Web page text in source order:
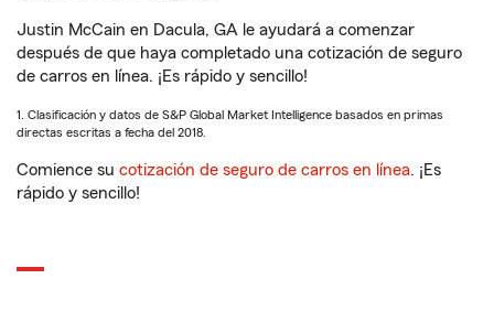
Justin McCain en Dacula, GA le ayudará a comenzar
después de que haya completado una cotización de seguro
de carros en línea. ¡Es rápido y sencillo!
1. Clasificación y datos de S&P Global Market Intelligence basados en primas
directas escritas a fecha del 2018.
Comience su cotización de seguro de carros en línea. ¡Es
rápido y sencillo!